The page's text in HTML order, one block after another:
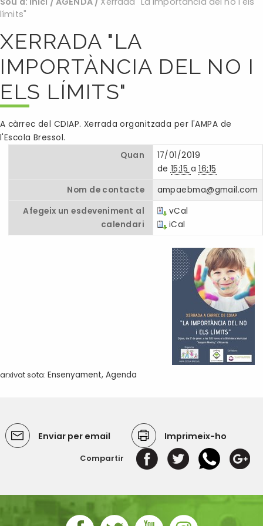
límits"
XERRADA "LA
IMPORTÀNCIA DEL NO I
ELS LÍMITS"
A càrrec del CDIAP. Xerrada organitzada per l'AMPA de
l'Escola Bressol.
Quan
17/01/2019
de 15:15 a16:15
Nom de contacte
ampaebma@gmail.com
Afegeix un esdeveniment al
calendari
vCal
iCal
arxivat sota: Ensenyament, Agenda
Enviar per email Imprimeix-ho
Compartir